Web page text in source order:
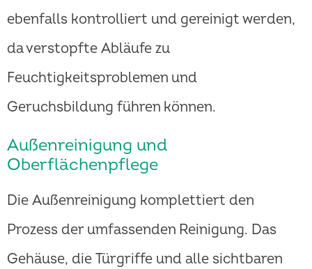
ebenfalls kontrolliert und gereinigt werden,
da verstopfte Abläufe zu
Feuchtigkeitsproblemen und
Geruchsbildung führen können.
Außenreinigung und
Oberflächenpflege
Die Außenreinigung komplettiert den
Prozess der umfassenden Reinigung. Das
Gehäuse, die Türgriffe und alle sichtbaren